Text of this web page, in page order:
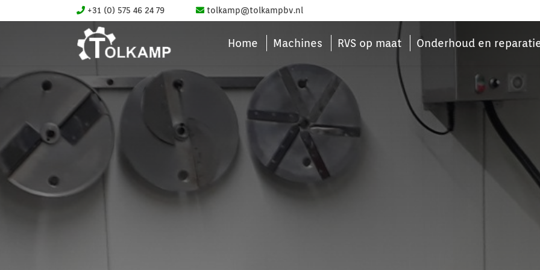
+31 (0) 575 46 24 79 tolkamp@tolkampbv.nl
Home Machines RVS op maat Onderhoud en